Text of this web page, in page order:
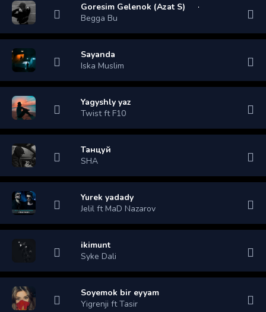
Goresim Gelenok (Azat S)
Begga Bu
Sayanda
Iska Muslim
Yagyshly yaz
Twist ft F10
Танцуй
SHA
Yurek yadady
Jelil ft MaD Nazarov
ikimunt
Syke Dali
Soyemok bir eyyam
Yigrenji ft Tasir